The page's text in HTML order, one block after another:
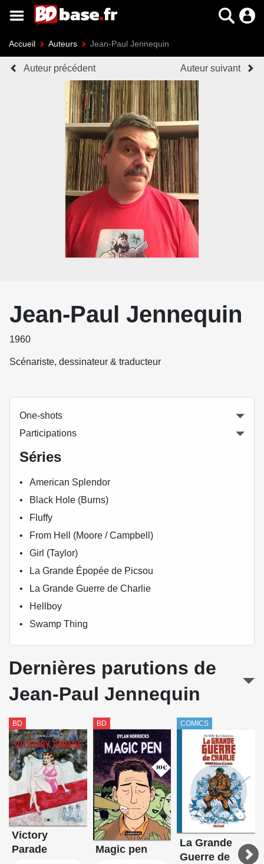
Accueil Auteurs Jean-Paul Jennequin
Auteur précédent Auteur suivant
Jean-Paul Jennequin
1960
Scénariste, dessinateur & traducteur
One-shots
Participations
Séries
American Splendor
Black Hole (Burns)
Fluffy
From Hell (Moore / Campbell)
Girl (Taylor)
La Grande Épopée de Picsou
La Grande Guerre de Charlie
Hellboy
Swamp Thing
Dernières parutions de
Jean-Paul Jennequin
BD
Victory
Parade
BD
Magic pen
COMICS
La Grande
Guerre de